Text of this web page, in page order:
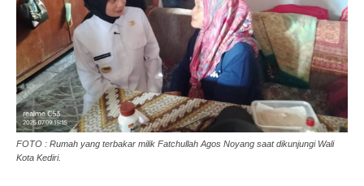
FOTO : Rumah yang terbakar milik Fatchullah Agos Noyang saat dikunjungi Wali
Kota Kediri.